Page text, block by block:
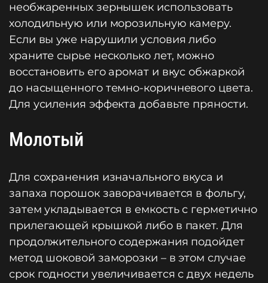
необжаренных зернышек использовать
холодильную или морозильную камеру.
Если вы уже нарушили условия либо
храните сырье несколько лет, можно
восстановить его аромат и вкус обжаркой
до насыщенного темно-коричневого цвета.
Для усиления эффекта добавьте пряности.
Молотый
Для сохранения изначального вкуса и
запаха порошок заворачивается в фольгу,
затем укладывается в емкость с герметично
прилегающей крышкой либо в пакет. Для
продолжительного содержания подойдет
метод шоковой заморозки – в этом случае
срок годности увеличивается с двух недель